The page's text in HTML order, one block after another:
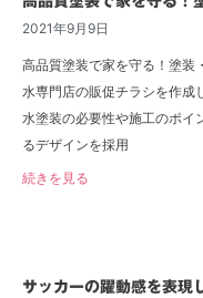
2021年9月9日
高品質塗装で家を守る！塗装
水専門店の販促チラシを作成
水塗装の必要性や施工のポイ
るデザインを採用
続きを見る
サッカーの躍動感を表現